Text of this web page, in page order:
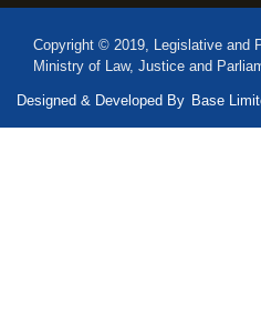
Copyright © 2019, Legislative and
Ministry of Law, Justice and
Designed & Developed By Base